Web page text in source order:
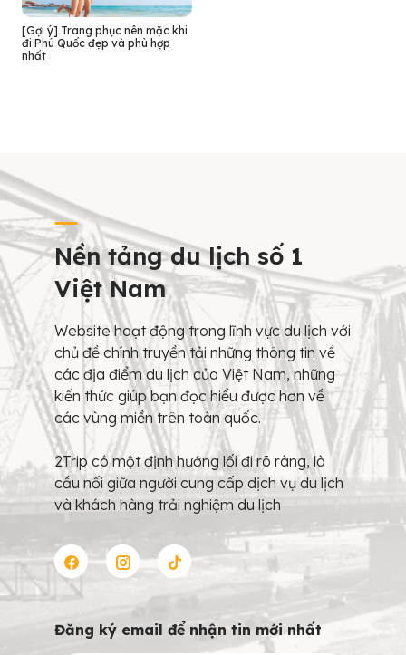
[Gợi ý] Trang phục nên mặc khi
đi Phú Quốc đẹp và phù hợp
nhất
Nền tảng du lịch số 1
Việt Nam
Website hoạt động trong lĩnh vực du lịch với
chủ đề chính truyền tải những thông tin về
các địa điểm du lịch của Việt Nam, những
kiến thức giúp bạn đọc hiểu được hơn về
các vùng miền trên toàn quốc.
2Trip có một định hướng lối đi rõ ràng, là
cầu nối giữa người cung cấp dịch vụ du lịch
và khách hàng trải nghiệm du lịch
Đăng ký email để nhận tin mới nhất